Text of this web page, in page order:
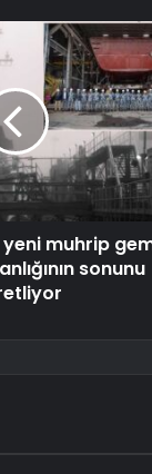
yeni muhrip
sonunu